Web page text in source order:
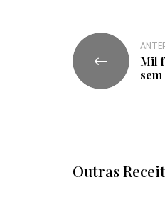
Mil
Outras